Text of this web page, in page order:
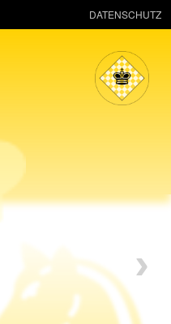
›
DATENSCHUTZ